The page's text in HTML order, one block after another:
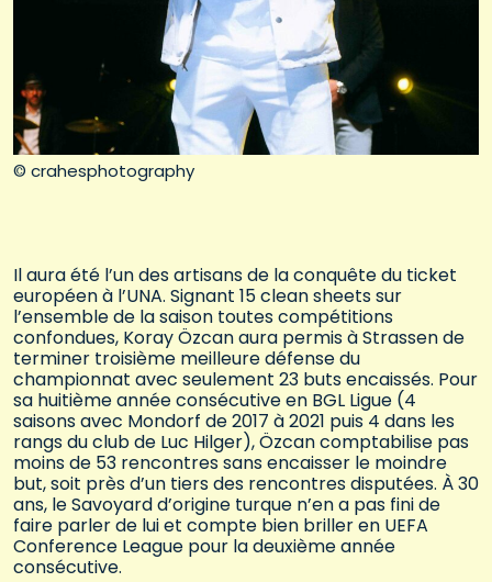
© crahesphotography
Il aura été l’un des artisans de la conquête du ticket
européen à l’UNA. Signant 15 clean sheets sur
l’ensemble de la saison toutes compétitions
confondues, Koray Özcan aura permis à Strassen de
terminer troisième meilleure défense du
championnat avec seulement 23 buts encaissés. Pour
sa huitième année consécutive en BGL Ligue (4
saisons avec Mondorf de 2017 à 2021 puis 4 dans les
rangs du club de Luc Hilger), Özcan comptabilise pas
moins de 53 rencontres sans encaisser le moindre
but, soit près d’un tiers des rencontres disputées. À 30
ans, le Savoyard d’origine turque n’en a pas fini de
faire parler de lui et compte bien briller en UEFA
Conference League pour la deuxième année
consécutive.